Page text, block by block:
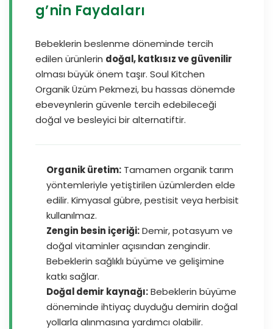
g’nin Faydaları
Bebeklerin beslenme döneminde tercih
edilen ürünlerin doğal, katkısız ve güvenilir
olması büyük önem taşır. Soul Kitchen
Organik Üzüm Pekmezi, bu hassas dönemde
ebeveynlerin güvenle tercih edebileceği
doğal ve besleyici bir alternatiftir.
Organik üretim: Tamamen organik tarım
yöntemleriyle yetiştirilen üzümlerden elde
edilir. Kimyasal gübre, pestisit veya herbisit
kullanılmaz.
Zengin besin içeriği:Demir, potasyum ve
doğal vitaminler açısından zengindir.
Bebeklerin sağlıklı büyüme ve gelişimine
katkı sağlar.
Doğal demir kaynağı:Bebeklerin büyüme
döneminde ihtiyaç duyduğu demirin doğal
yollarla alınmasına yardımcı olabilir.